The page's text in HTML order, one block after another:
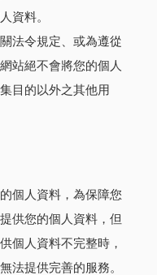
資料。
法令規定、或為遵從
站絕不會將您的個人
目的以外之其他用
個人資料，為保障您
供您的個人資料，但
個人資料不完整時，
法提供完善的服務。